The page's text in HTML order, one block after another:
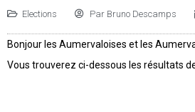
Elections Par Bruno Descamps
Bonjour les Aumervaloises et les
Vous trouverez ci-dessous les résultats